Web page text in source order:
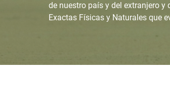
de nuestro país y del extranjero y
Exactas Físicas y Naturales que